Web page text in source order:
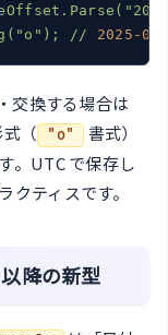
// 2025 -08
交換する場合は
式（ "o"
書式）
。UTC で保存し
ティスです。
降の新型